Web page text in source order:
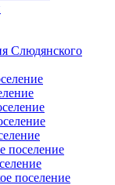
Слюдянского
поселение
поселение